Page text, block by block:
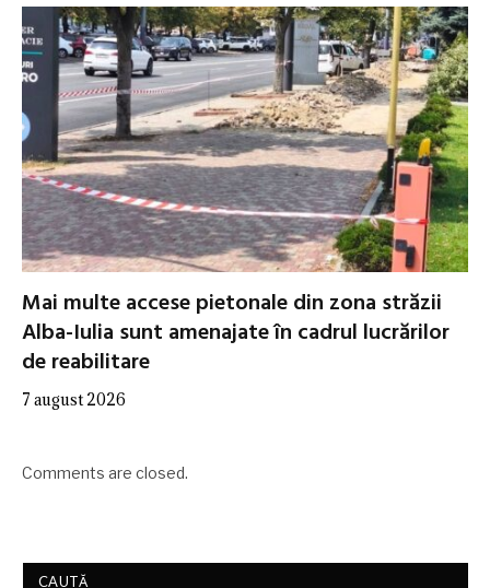
Mai multe accese pietonale din zona străzii
Alba-Iulia sunt amenajate în cadrul lucrărilor
de reabilitare
7 august 2026
Comments are closed.
CAUTĂ